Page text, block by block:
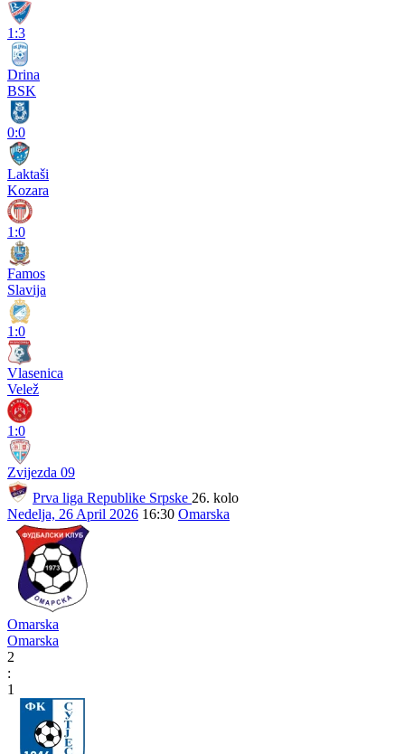
1:3
Drina
BSK
0:0
Laktaši
Kozara
1:0
Famos
Slavija
1:0
Vlasenica
Velež
1:0
Zvijezda 09
Prva liga Republike Srpske 26. kolo
Nedelja, 26 April 2026 16:30 Omarska
Omarska
Omarska
2
:
1